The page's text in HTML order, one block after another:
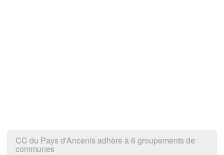
CC du Pays d'Ancenis adhère à 6 groupements de
communes